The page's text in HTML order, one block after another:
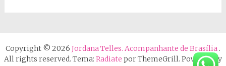
Copyright © 2026 Jordana Telles. Acompanhante de Brasília .
All rights reserved. Tema: Radiate por ThemeGrill. Powered by